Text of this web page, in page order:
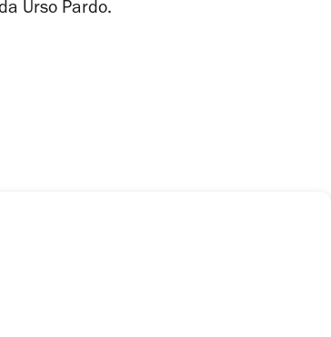
Urso Pardo.